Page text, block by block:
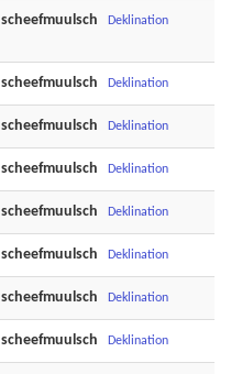
scheefmuulsch Deklination
scheefmuulsch Deklination
scheefmuulsch Deklination
scheefmuulsch Deklination
scheefmuulsch Deklination
scheefmuulsch Deklination
scheefmuulsch Deklination
scheefmuulsch Deklination